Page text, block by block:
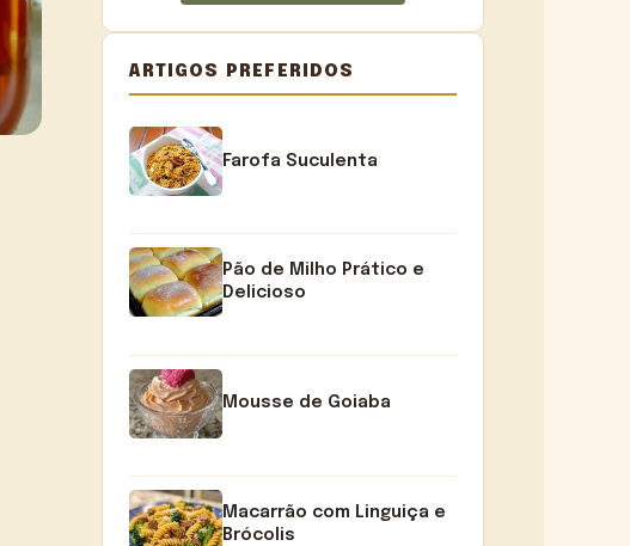
ARTIGOS PREFERIDOS
Farofa Suculenta
Pão de Milho Prático e
Delicioso
Mousse de Goiaba
Macarrão com Linguiça e
Brócolis